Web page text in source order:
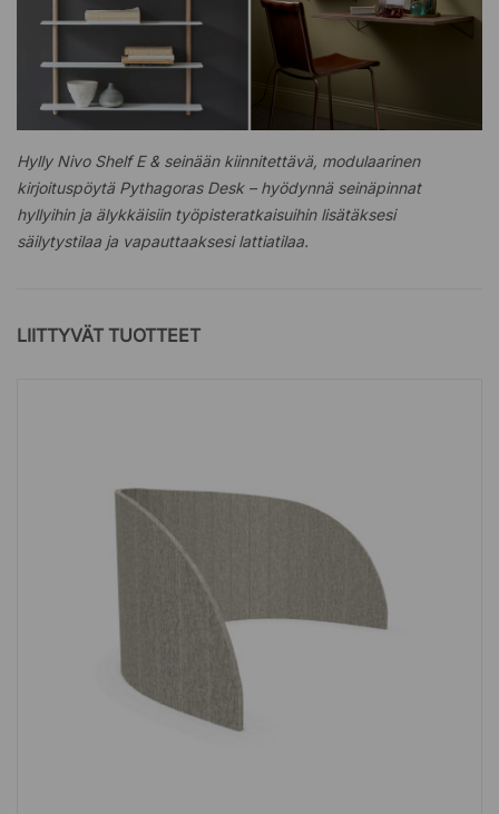
Hylly Nivo Shelf E & seinään kiinnitettävä, modulaarinen
kirjoituspöytä Pythagoras Desk – hyödynnä seinäpinnat
hyllyihin ja älykkäisiin työpisteratkaisuihin lisätäksesi
säilytystilaa ja vapauttaaksesi lattiatilaa.
LIITTYVÄT TUOTTEET